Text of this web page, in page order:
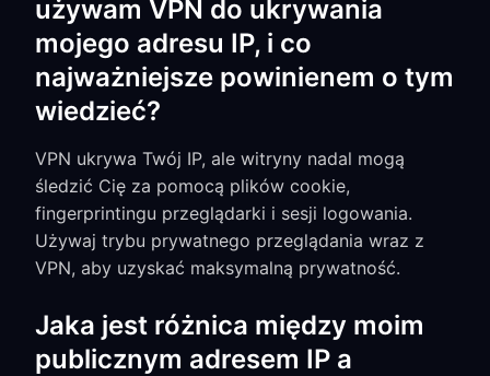
używam VPN do ukrywania
mojego adresu IP, i co
najważniejsze powinienem o tym
wiedzieć?
VPN ukrywa Twój IP, ale witryny nadal mogą
śledzić Cię za pomocą plików cookie,
fingerprintingu przeglądarki i sesji logowania.
Używaj trybu prywatnego przeglądania wraz z
VPN, aby uzyskać maksymalną prywatność.
Jaka jest różnica między moim
publicznym adresem IP a